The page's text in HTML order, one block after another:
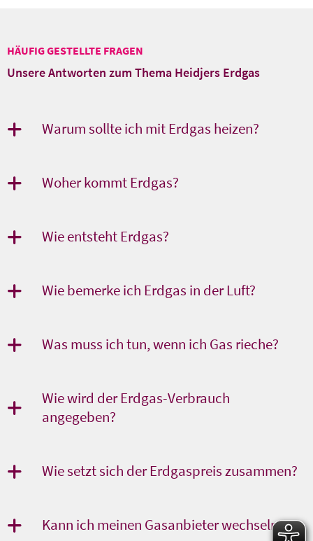
HÄUFIG GESTELLTE FRAGEN
Unsere Antworten zum Thema Heidjers Erdgas
Warum sollte ich mit Erdgas heizen?
Woher kommt Erdgas?
Wie entsteht Erdgas?
Wie bemerke ich Erdgas in der Luft?
Was muss ich tun, wenn ich Gas rieche?
Wie wird der Erdgas-Verbrauch
angegeben?
Wie setzt sich der Erdgaspreis zusammen?
Kann ich meinen Gasanbieter wechseln?